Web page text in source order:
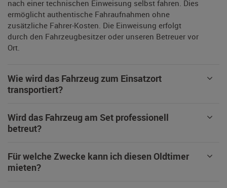
nach einer technischen Einweisung selbst fahren. Dies
ermöglicht authentische Fahraufnahmen ohne
zusätzliche Fahrer-Kosten. Die Einweisung erfolgt
durch den Fahrzeugbesitzer oder unseren Betreuer vor
Ort.
Wie wird das Fahrzeug zum Einsatzort
transportiert?
Wird das Fahrzeug am Set professionell
betreut?
Für welche Zwecke kann ich diesen Oldtimer
mieten?